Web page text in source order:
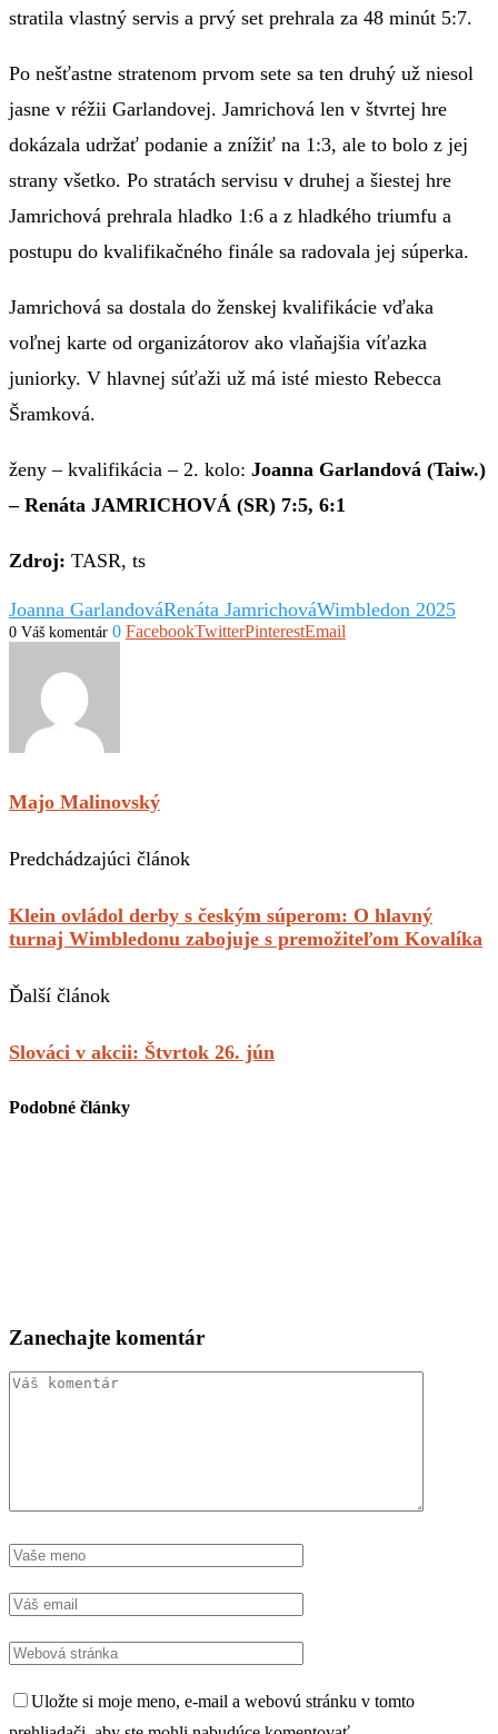
stratila vlastný servis a prvý set prehrala za 48 minút 5:7.
Po nešťastne stratenom prvom sete sa ten druhý už niesol
jasne v réžii Garlandovej. Jamrichová len v štvrtej hre
dokázala udržať podanie a znížiť na 1:3, ale to bolo z jej
strany všetko. Po stratách servisu v druhej a šiestej hre
Jamrichová prehrala hladko 1:6 a z hladkého triumfu a
postupu do kvalifikačného finále sa radovala jej súperka.
Jamrichová sa dostala do ženskej kvalifikácie vďaka
voľnej karte od organizátorov ako vlaňajšia víťazka
juniorky. V hlavnej súťaži už má isté miesto Rebecca
Šramková.
ženy – kvalifikácia – 2. kolo: Joanna Garlandová (Taiw.)
– Renáta JAMRICHOVÁ (SR) 7:5, 6:1
Zdroj: TASR, ts
Joanna GarlandováRenáta JamrichováWimbledon 2025
0 Váš komentár 0 FacebookTwitterPinterestEmail
Majo Malinovský
Predchádzajúci článok
Klein ovládol derby s českým súperom: O hlavný
turnaj Wimbledonu zabojuje s premožiteľom Kovalíka
Ďalší článok
Slováci v akcii: Štvrtok 26. jún
Podobné články
Zanechajte komentár
Uložte si moje meno, e-mail a webovú stránku v tomto